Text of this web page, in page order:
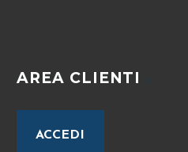
AREA CLIENTI
ACCEDI